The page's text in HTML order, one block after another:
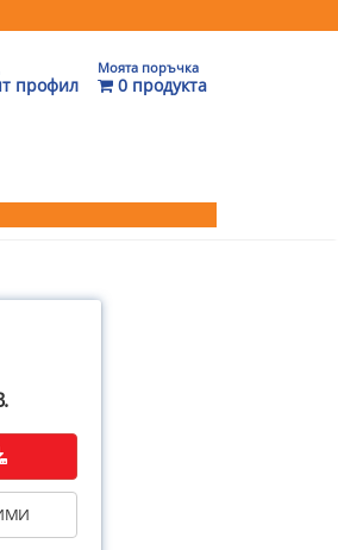
профил
Моята поръчка
0 продукта